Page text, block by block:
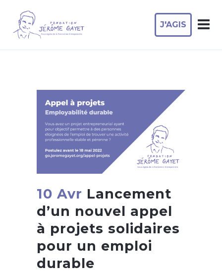
J'AGIS
10 Avr Lancement
d’un nouvel appel
à projets solidaires
pour un emploi
durable